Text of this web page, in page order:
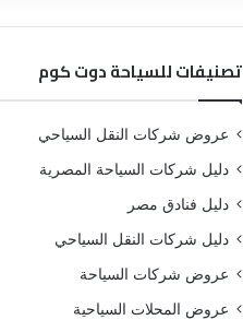
تصنيفات للسياحة دوت كوم
عروض شركات النقل السياحي
دليل شركات السياحة المصرية
دليل فنادق مصر
دليل شركات النقل السياحي
عروض شركات السياحة
عروض المحلات السياحية